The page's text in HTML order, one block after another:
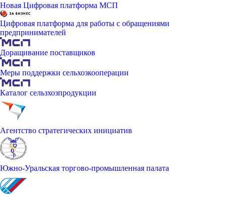
Новая Цифровая платформа МСП
Цифровая платформа для работы с обращениями
предпринимателей
Доращивание поставщиков
Меры поддержки сельхозкооперации
Каталог сельзхозпродукции
Агентство стратегических инициатив
Южно-Уральская торгово-промышленная палата